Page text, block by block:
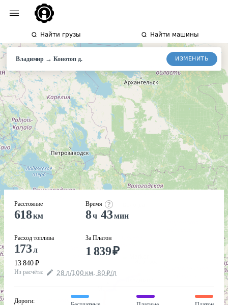
Найти грузы Найти машины
Владимир → Конотопд. ИЗМЕНИТЬ
Расстояние
618км
Расход топлива
173л
13 840 ₽
Время
8ч 43мин
За Платон
1 839₽
Из расчёта: 28 л/100 км, 80 ₽/л
Дороги: